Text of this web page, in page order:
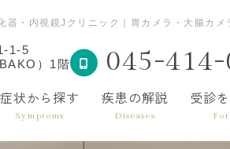
器・内視鏡Jクリニック｜胃カメラ・大腸カメ
1-5
）1階
045-
症状から探す
Symptoms
疾患の解説
Diseases
受診